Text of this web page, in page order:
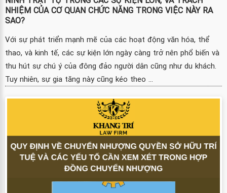
NHIỆM CỦA CƠ QUAN CHỨC NĂNG TRONG VIỆC NÀY RA
SAO?
Với sự phát triển mạnh mẽ của các hoạt động văn hóa, thể
thao, và kinh tế, các sự kiện lớn ngày càng trở nên phổ biến và
thu hút sự chú ý của đông đảo người dân cũng như du khách.
Tuy nhiên, sự gia tăng này cũng kéo theo ...